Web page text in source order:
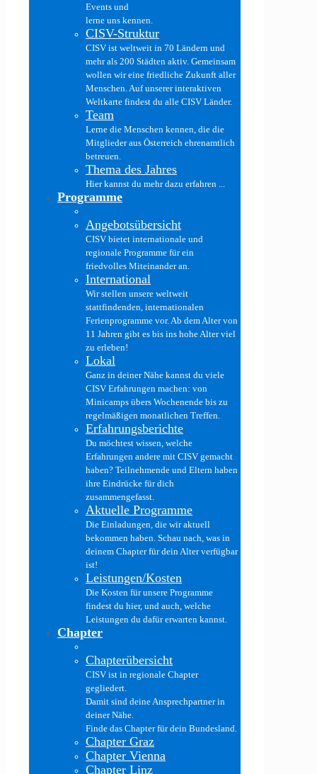
Events und
lerne uns kennen.
CISV-Struktur
CISV ist weltweit in 70 Ländern und
mehr als 200 Städten aktiv. Gemeinsam
wollen wir eine friedliche Zukunft aller
Menschen. Auf unserer interaktiven
Weltkarte findest du alle CISV Länder.
Team
Lerne die Menschen kennen, die die
Mitglieder aus Österreich ehrenamtlich
betreuen.
Thema des Jahres
Hier kannst du mehr dazu erfahren ...
Programme
Angebotsübersicht
CISV bietet internationale und
regionale Programme für ein
friedvolles Miteinander an.
International
Wir stellen unsere weltweit
stattfindenden, internationalen
Ferienprogramme vor. Ab dem Alter von
11 Jahren gibt es bis ins hohe Alter viel
zu erleben!
Lokal
Ganz in deiner Nähe kannst du viele
CISV Erfahrungen machen: von
Minicamps übers Wochenende bis zu
regelmäßigen monatlichen Treffen.
Erfahrungsberichte
Du möchtest wissen, welche
Erfahrungen andere mit CISV gemacht
haben? Teilnehmende und Eltern haben
ihre Eindrücke für dich
zusammengefasst.
Aktuelle Programme
Die Einladungen, die wir aktuell
bekommen haben. Schau nach, was in
deinem Chapter für dein Alter verfügbar
ist!
Leistungen/Kosten
Die Kosten für unsere Programme
findest du hier, und auch, welche
Leistungen du dafür erwarten kannst.
Chapter
Chapterübersicht
CISV ist in regionale Chapter
gegliedert.
Damit sind deine Ansprechpartner in
deiner Nähe.
Finde das Chapter für dein Bundesland.
Chapter Graz
Chapter Vienna
Chapter Linz